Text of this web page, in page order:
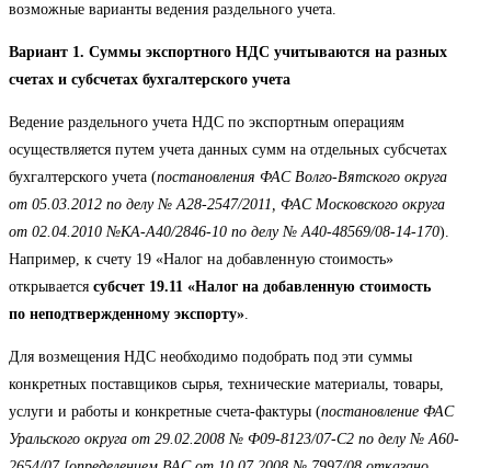
возможные варианты ведения раздельного учета.
Вариант 1. Суммы экспортного НДС учитываются на разных
счетах и субсчетах бухгалтерского учета
Ведение раздельного учета НДС по экспортным операциям
осуществляется путем учета данных сумм на отдельных субсчетах
бухгалтерского учета (постановления ФАС Волго-Вятского округа
от 05.03.2012 по делу № А28-2547/2011, ФАС Московского округа
от 02.04.2010 №КА-А40/2846-10 по делу № А40-48569/08-14-170).
Например, к счету 19 «Налог на добавленную стоимость»
открывается субсчет 19.11 «Налог на добавленную стоимость
по неподтвержденному экспорту».
Для возмещения НДС необходимо подобрать под эти суммы
конкретных поставщиков сырья, технические материалы, товары,
услуги и работы и конкретные счета-фактуры (постановление ФАС
Уральского округа от 29.02.2008 № Ф09-8123/07-С2 по делу № А60-